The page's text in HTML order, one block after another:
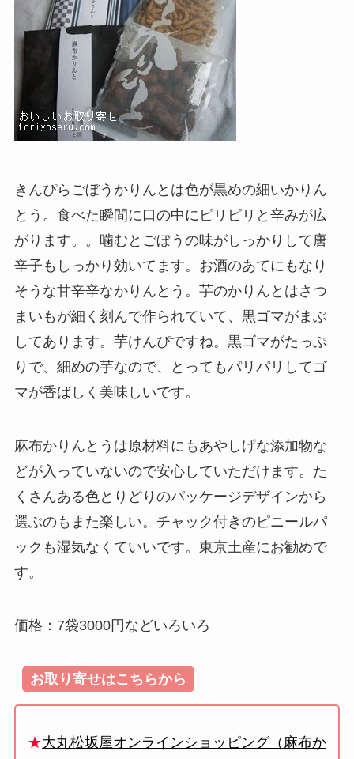
きんぴらごぼうかりんとは色が黒めの細いかりん
とう。食べた瞬間に口の中にピリピリと辛みが広
がります。。噛むとごぼうの味がしっかりして唐
辛子もしっかり効いてます。お酒のあてにもなり
そうな甘辛辛なかりんとう。芋のかりんとはさつ
まいもが細く刻んで作られていて、黒ゴマがまぶ
してあります。芋けんぴですね。黒ゴマがたっぷ
りで、細めの芋なので、とってもパリパリしてゴ
マが香ばしく美味しいです。
麻布かりんとうは原材料にもあやしげな添加物な
どが入っていないので安心していただけます。た
くさんある色とりどりのパッケージデザインから
選ぶのもまた楽しい。チャック付きのピニールパ
ックも湿気なくていいです。東京土産にお勧めで
す。
価格：7袋3000円などいろいろ
お取り寄せはこちらから
★大丸松坂屋オンラインショッピング（麻布か